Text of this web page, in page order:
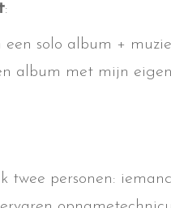
:
solo album +
album met mijn
twee personen: